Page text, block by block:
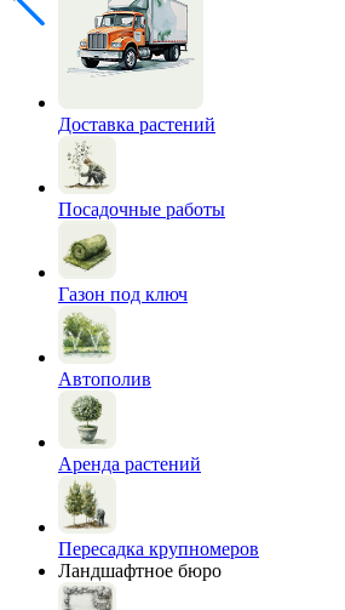
Доставка растений
Посадочные работы
Газон под ключ
Автополив
Аренда растений
Пересадка крупномеров
Ландшафтное бюро